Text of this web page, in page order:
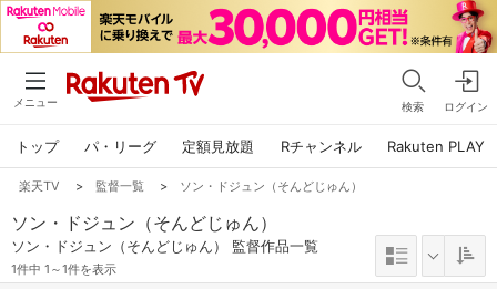
メニュー 検索 ログイン
トップ パ・リーグ 定額見放題 Rチャンネル Rakuten PLAY
楽天TV > 監督一覧 > ソン・ドジュン（そんどじゅん）
ソン・ドジュン（そんどじゅん）
ソン・ドジュン（そんどじゅん） 監督作品一覧
1件中 1～1件を表示